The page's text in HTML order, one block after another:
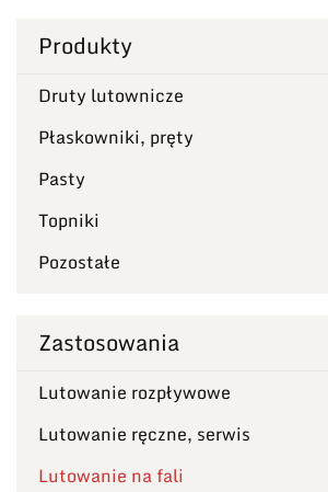
Produkty
Druty lutownicze
Płaskowniki, pręty
Pasty
Topniki
Pozostałe
Zastosowania
Lutowanie rozpływowe
Lutowanie ręczne, serwis
Lutowanie na fali